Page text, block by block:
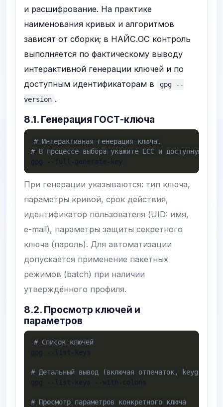
и расшифрование. На практике
наименования кривых и алгоритмов
зависят от сборки; в НАЙС.ОС контроль
выполняется по фактическому выводу
интерактивной генерации ключей и по
доступным идентификаторам в
gpg --
version .
8.1. Генерация ГОСТ-ключа
# Интерактивная генерация ключа.
# В процессе выбора укажите ECC и доступную
При генерации указываются: тип ключа,
параметры кривой, срок действия,
идентификатор пользователя (UID: имя,
e-mail), параметры защиты секретного
ключа (пароль). Для автоматизации
допускается применение пакетных
режимов (batch) при наличии
утверждённого профиля.
8.2. Просмотр ключей и
параметров
# Список ключей
# Детальный вывод (включая отпечаток, keygrip)
# Просмотр параметров конкретного ключа